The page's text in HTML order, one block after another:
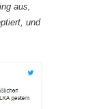
aus,
und